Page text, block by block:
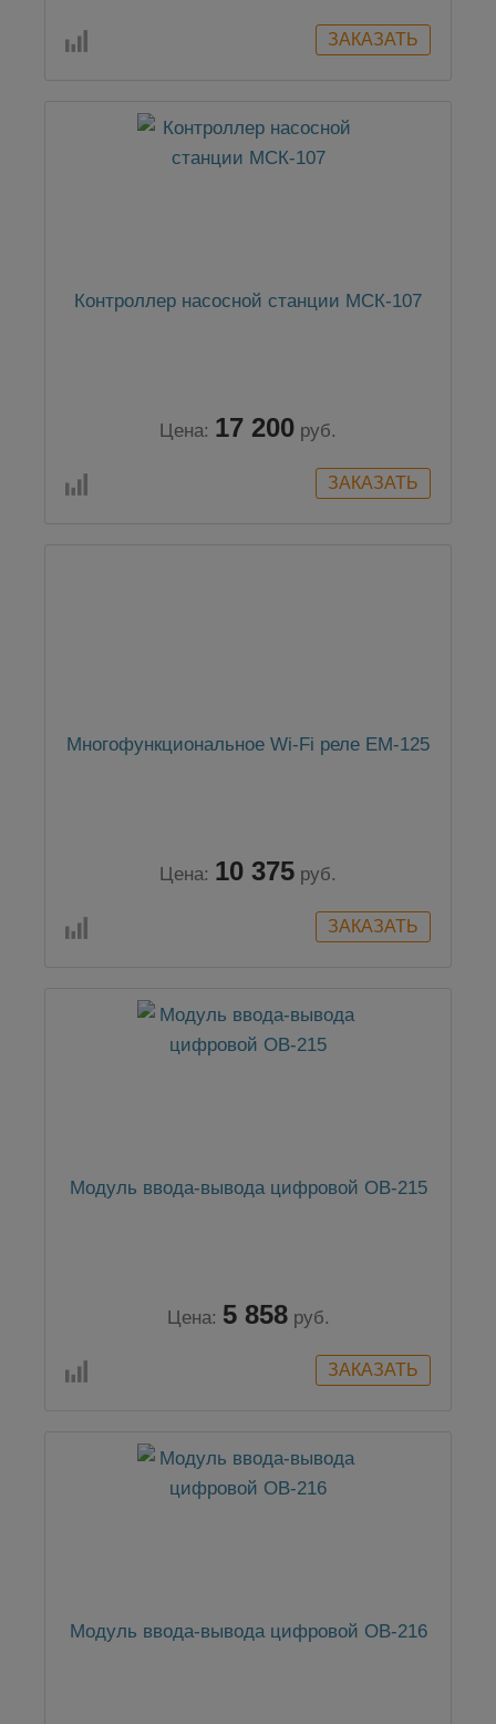
Контроллер насосной станции МСК-107
Цена: 17 200 руб.
Многофункциональное Wi-Fi реле ЕМ-125
Цена: 10 375 руб.
Модуль ввода-вывода цифровой OB-215
Цена: 5 858 руб.
Модуль ввода-вывода цифровой ОВ-216